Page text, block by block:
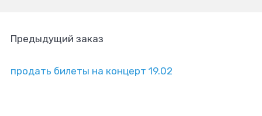
Предыдущий заказ
продать билеты на концерт 19.02